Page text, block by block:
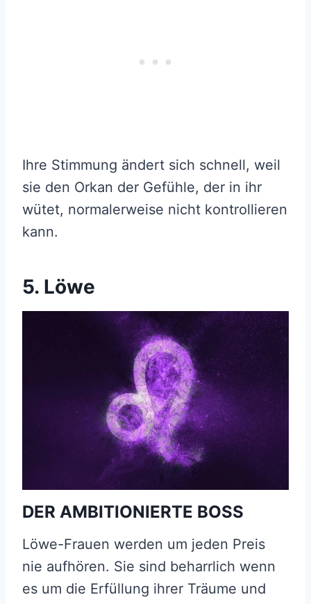
Ihre Stimmung ändert sich schnell, weil
sie den Orkan der Gefühle, der in ihr
wütet, normalerweise nicht kontrollieren
kann.
5. Löwe
DER AMBITIONIERTE BOSS
Löwe-Frauen werden um jeden Preis
nie aufhören. Sie sind beharrlich wenn
es um die Erfüllung ihrer Träume und